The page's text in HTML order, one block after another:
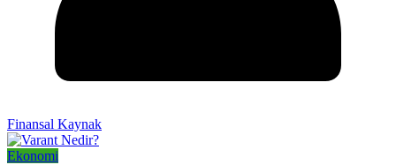
Finansal Kaynak
Ekonomi